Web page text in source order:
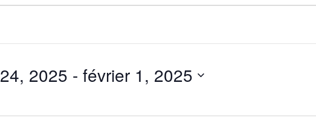
2025 - février 1, 2025